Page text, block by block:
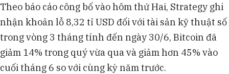
Theo báo cáo công bố vào hôm thứ Hai, Strategy ghi
nhận khoản lỗ 8,32 tỉ USD đối với tài sản kỹ thuật số
trong vòng 3 tháng tính đến ngày 30/6, Bitcoin đã
giảm 14% trong quý vừa qua và giảm hơn 45% vào
cuối tháng 6 so với cùng kỳ năm trước.